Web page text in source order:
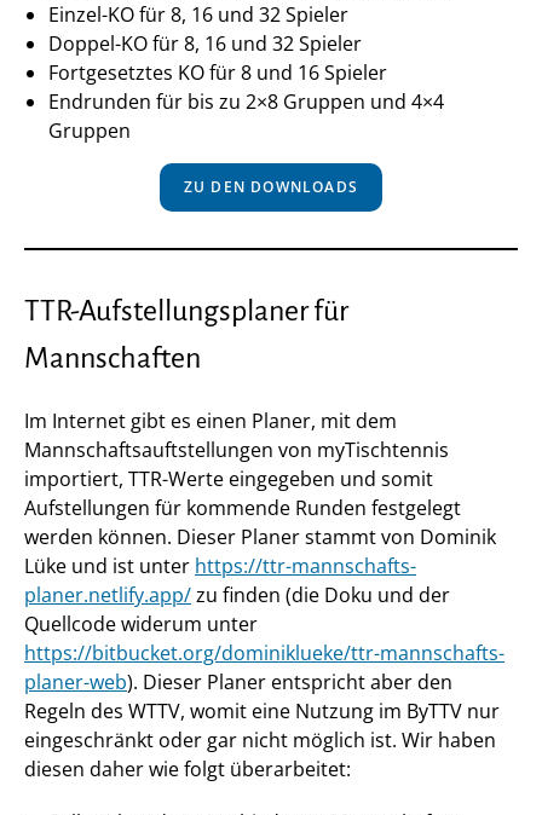
Einzel-KO für 8, 16 und 32 Spieler
Doppel-KO für 8, 16 und 32 Spieler
Fortgesetztes KO für 8 und 16 Spieler
Endrunden für bis zu 2×8 Gruppen und 4×4
Gruppen
ZU DEN DOWNLOADS
TTR-Aufstellungsplaner für
Mannschaften
Im Internet gibt es einen Planer, mit dem
Mannschaftsauftstellungen von myTischtennis
importiert, TTR-Werte eingegeben und somit
Aufstellungen für kommende Runden festgelegt
werden können. Dieser Planer stammt von Dominik
Lüke und ist unter https://ttr-mannschafts-
planer.netlify.app/zu finden (die Doku und der
Quellcode widerum unter
https://bitbucket.org/dominiklueke/ttr-mannschafts-
planer-web). Dieser Planer entspricht aber den
Regeln des WTTV, womit eine Nutzung im ByTTV nur
eingeschränkt oder gar nicht möglich ist. Wir haben
diesen daher wie folgt überarbeitet: